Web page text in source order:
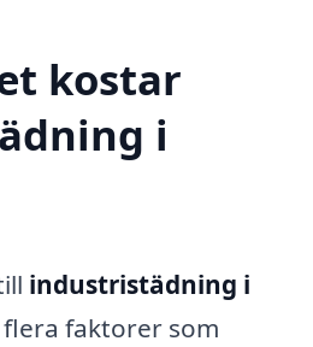
kostar
i
industristädning i
faktorer som